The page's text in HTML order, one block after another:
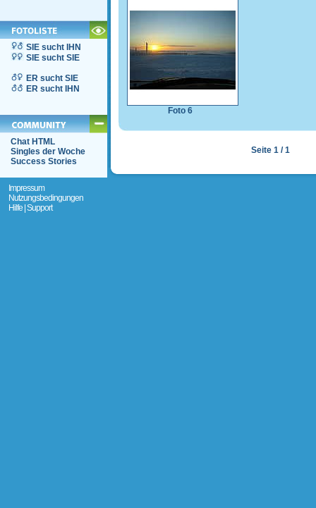
SIE sucht IHN
SIE sucht SIE
ER sucht SIE
ER sucht IHN
Chat HTML
Singles der Woche
Success Stories
Impressum
Nutzungsbedingungen
Hilfe | Support
Foto 6
Seite 1 / 1